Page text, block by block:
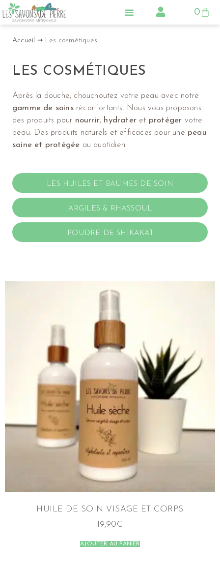
0
Accueil ➞ Les cosmétiques
LES COSMÉTIQUES
Après la douche, chouchoutez votre peau avec notre
gamme de soinsréconfortants. Nous vous proposons
des produits pour nourrir, hydrater et protéger votre
peau. Des produits naturels et efficaces pour une peau
saine et protégée au quotidien.
LES HUILES ET BAUMES DE SOIN
ARGILES & RHASSOUL
POUDRE DE SHIKAKAÏ
HUILE DE SOIN VISAGE ET CORPS
19,90€
AJOUTER AU PANIER